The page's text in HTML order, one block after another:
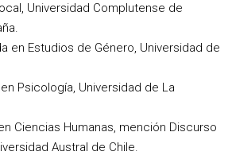
Universidad Complutense de
en Estudios de Género, Universidad de
Psicología, Universidad de La
Ciencias Humanas, mención Discurso
Austral de Chile.